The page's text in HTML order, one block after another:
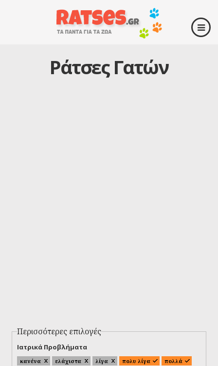
Ράτσες Γατών
Περισσότερες επιλογές
Ιατρικά Προβλήματα
κανένα ελάχιστα λίγα πολυ λίγα
πολλά